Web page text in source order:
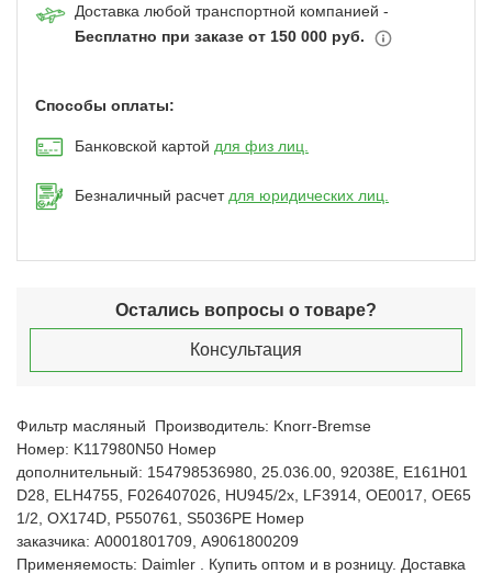
Доставка любой транспортной компанией -
Бесплатно при заказе от 150 000 руб.
Способы оплаты:
Банковской картой для физ лиц.
Безналичный расчетдля юридических лиц.
Остались вопросы о товаре?
Консультация
Фильтр масляный Производитель: Knorr-Bremse
Номер: K117980N50 Номер
дополнительный: 154798536980, 25.036.00, 92038E, E161H01
D28, ELH4755, F026407026, HU945/2x, LF3914, OE0017, OE65
1/2, OX174D, P550761, S5036PE Номер
заказчика: A0001801709, A9061800209
Применяемость: Daimler . Купить оптом и в розницу. Доставка